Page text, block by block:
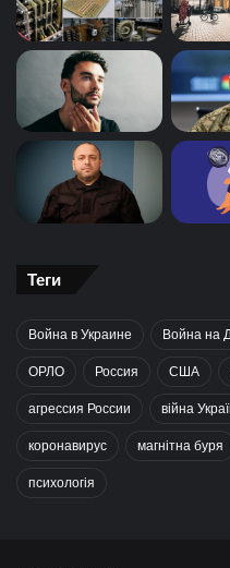
Теги
Война в Украине Война на
ОРЛО Россия США
агрессия России війна
коронавирус магнітна буря
психологія